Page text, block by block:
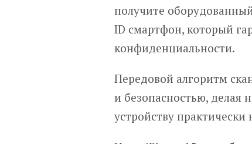
получите
ID смартфон, который
конфиденциальности.
Передовой алгоритм
и безопасностью, делая
устройству